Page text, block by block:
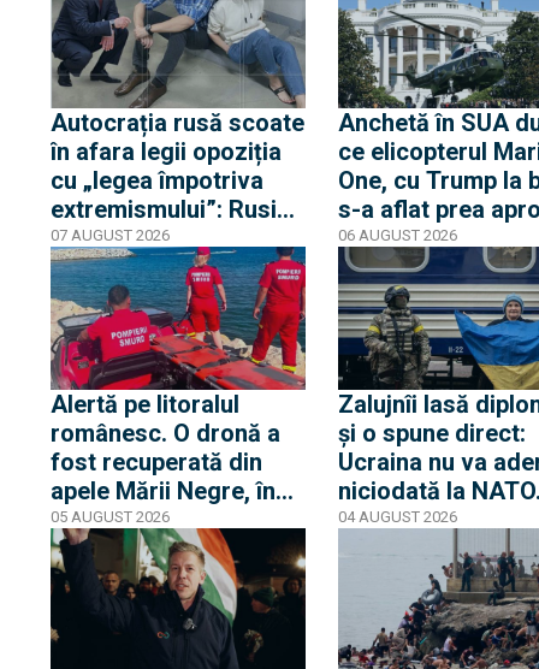
Autocrația rusă scoate
în afara legii opoziția
cu „legea împotriva
extremismului”: Rusia
declară „indizerabilă”
fundația Iuliei Navalnia,
soția opozantului
Aleksei Navalnîi, ucis
în închisorile siberiene
07 AUGUST 2026
Anchetă în SUA
ce elicopterul
One, cu Trump la
s-a aflat prea
de un avion de linie.
Casa Albă
că Trump nu s-a
niciun moment în
pericol
06 AUGUST 2026
Alertă pe litoralul
românesc. O dronă a
fost recuperată din
apele Mării Negre, în
apropierea plajei Loft
din Mamaia
05 AUGUST 2026
Zalujnîi lasă
și o spune direct:
Ucraina nu va
niciodată la
auzit 12 ani povești
privind aderarea
04 AUGUST 2026